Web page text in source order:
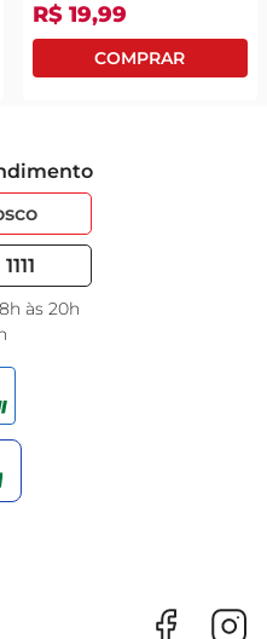
R$ 19,99
às 20h